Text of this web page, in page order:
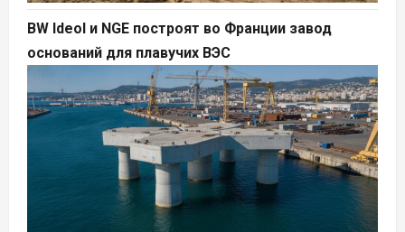
BW Ideol и NGE построят во Франции завод
оснований для плавучих ВЭС